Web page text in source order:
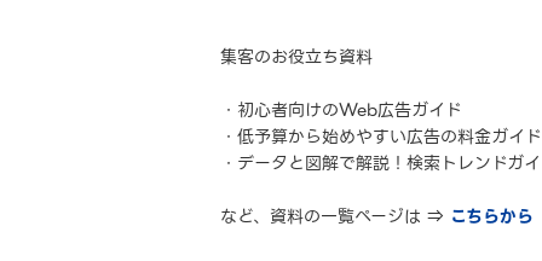
集客のお役立ち資料
・初心者向けのWeb広告ガイド
・低予算から始めやすい広告の料金ガイド
・データと図解で解説！検索トレンドガ
など、資料の一覧ページは ⇒ こちらから